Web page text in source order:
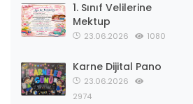
1. Sınıf Velilerine
Mektup
23.06.2026 1080
Karne Dijital Pano
23.06.2026
2974